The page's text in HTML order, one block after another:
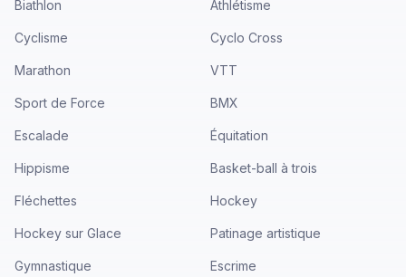
Biathlon Athlétisme
Cyclisme Cyclo Cross
Marathon VTT
Sport de Force BMX
Escalade Équitation
Hippisme Basket-ball à trois
Fléchettes Hockey
Hockey sur Glace Patinage artistique
Gymnastique Escrime